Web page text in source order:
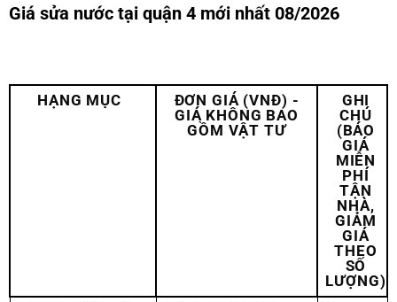
Giá sửa nước tại quận 4 mới nhất 08/2026
HẠNG MỤC
ĐƠN GIÁ (VNĐ) -
GIÁ KHÔNG BAO
GỒM VẬT TƯ
GHI
CHÚ
(BÁO
GIÁ
MIỄN
PHÍ
TẬN
NHÀ,
GIẢM
GIÁ
THEO
SỐ
LƯỢNG)